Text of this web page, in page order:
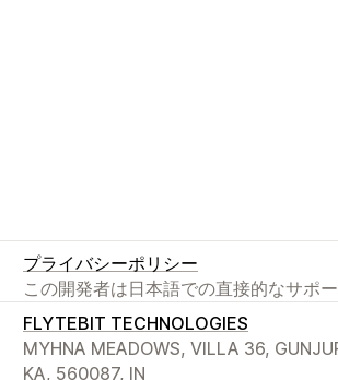
プライバシーポリシー
この開発者は日本語での直接的なサポ
FLYTEBIT TECHNOLOGIES
MYHNA MEADOWS, VILLA 36,
KA, 560087, IN